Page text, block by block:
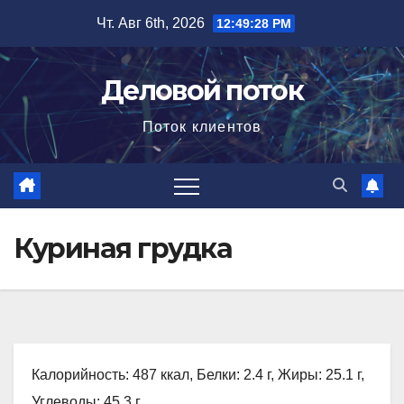
содержимому
Чт. Авг 6th, 2026 12:49:29 PM
Деловой поток
Поток клиентов
Куриная грудка
Калорийность: 487 ккал, Белки: 2.4 г, Жиры: 25.1 г,